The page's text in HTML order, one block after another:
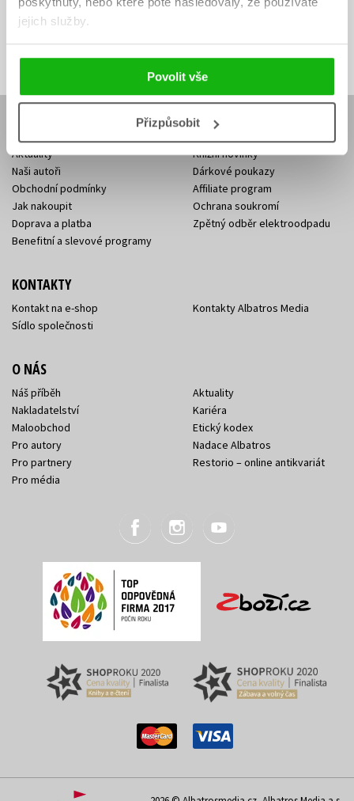
jejich služby.
Povolit vše
Přizpůsobit
mailových novineksouhlasíte se zpracováním osobních údajů.
mailová
adresa
mailová
adresa
Vaše e-mailová adresa Přihlásit se
Aktuality
Naši autoři
Obchodní podmínky
Jak nakoupit
Doprava a platba
Benefitní a slevové programy
Knižní novinky
Dárkové poukazy
Affiliate program
Ochrana soukromí
Zpětný odběr elektroodpadu
KONTAKTY
Kontakt na e-shop
Sídlo společnosti
Kontakty Albatros Media
O NÁS
Náš příběh
Nakladatelství
Maloobchod
Pro autory
Pro partnery
Pro média
Aktuality
Kariéra
Etický kodex
Nadace Albatros
Restorio – online antikvariát